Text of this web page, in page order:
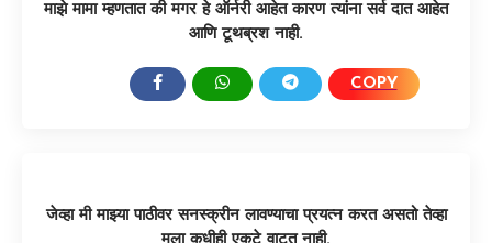
माझे मामा म्हणतात की मगर हे ऑर्नरी आहेत कारण त्यांना सर्व दात आहेत
आणि टूथब्रश नाही.
COPY
जेव्हा मी माझ्या पाठीवर सनस्क्रीन लावण्याचा प्रयत्न करत असतो तेव्हा